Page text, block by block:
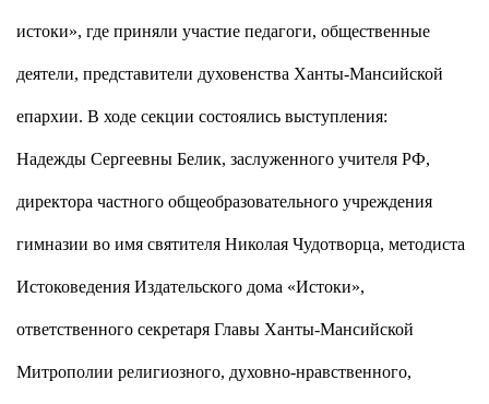
истоки», где приняли участие педагоги, общественные
деятели, представители духовенства Ханты-Мансийской
епархии. В ходе секции состоялись выступления:
Надежды Сергеевны Белик, заслуженного учителя РФ,
директора частного общеобразовательного учреждения
гимназии во имя святителя Николая Чудотворца, методиста
Истоковедения Издательского дома «Истоки»,
ответственного секретаря Главы Ханты-Мансийской
Митрополии религиозного, духовно-нравственного,